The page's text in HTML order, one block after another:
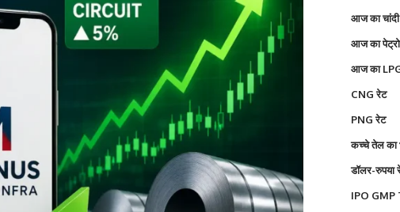
आज का चांदी
आज का
आज का
CNG रेट
PNG रेट
कच्चे तेल का
डॉलर-रुपया
IPO GMP